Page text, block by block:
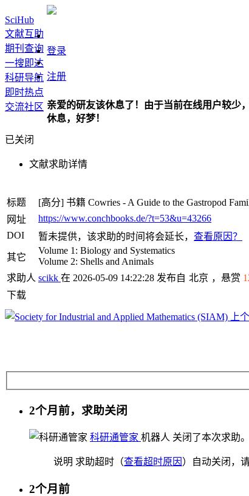
SciHub
文献互助
期刊查询
一搜即达
科研导航
即时热点
交流社区
登录
注册
亲爱的研友该休息了！由于当前在线用户较少
休息，好梦！
已关闭
文献求助详情
标题 [高分] 书籍 Cowries - A Guide to the Gastropod
网址
https://www.conchbooks.de/?t=53&u=43266
DOI
暂未提供，该求助的时间将会延长， 查看原因？
其它
Volume 1: Biology and Systematics
Volume 2: Shells and Animals
求助人 scikk 在 2026-05-09 14:22:28 发布自 北京 ，悬赏
下载
上
2个月前，求助关闭
科研通管家 机器人 关闭了本次求助。
说明 求助超时（查看超时原因 ）自动关闭，
2个月前